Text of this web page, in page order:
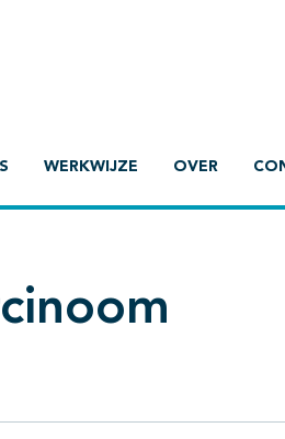
WERKWIJZE OVER